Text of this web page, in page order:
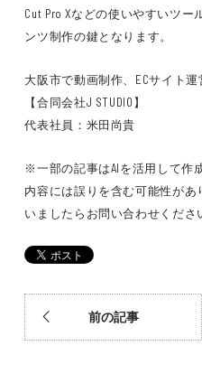
Cut Pro Xなどの使いやすいツ
ンツ制作の鍵となります。
大阪市で動画制作、ECサイト運
【合同会社J STUDIO】
代表社員：米田尚貴
※一部の記事はAIを活用して作
内容には誤りを含む可能性が
いましたらお問い合わせくださ
前の記事